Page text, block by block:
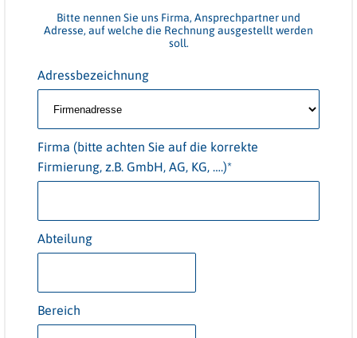
Bitte nennen Sie uns Firma, Ansprechpartner und
Adresse, auf welche die Rechnung ausgestellt werden
soll.
Adressbezeichnung
Firma (bitte achten Sie auf die korrekte
Firmierung, z.B. GmbH, AG, KG, ….)*
Abteilung
Bereich